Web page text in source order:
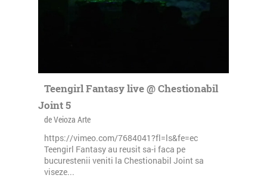
Teengirl Fantasy live @ Chestionabil
Joint 5
de Veioza Arte
https://vimeo.com/7684041?fl=ls&fe=ec
Teengirl Fantasy au reusit sa-i faca pe
bucurestenii veniti la Chestionabil Joint sa
viseze...